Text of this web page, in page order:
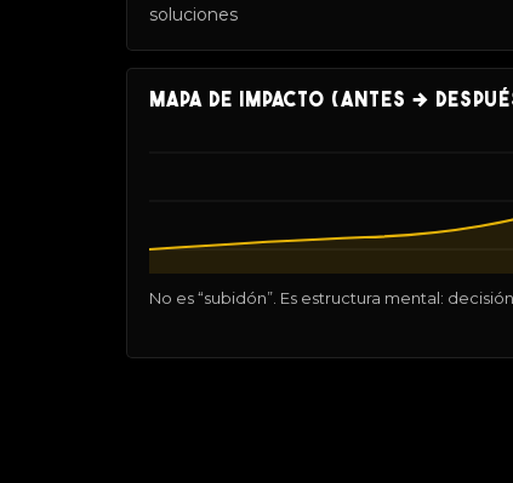
soluciones
MAPA DE IMPACTO (ANTES →
No es “subidón”. Es estructura mental: